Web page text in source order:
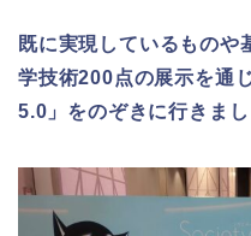
既に実現しているものや
学技術200点の展示を通
5.0」をのぞきに行きまし